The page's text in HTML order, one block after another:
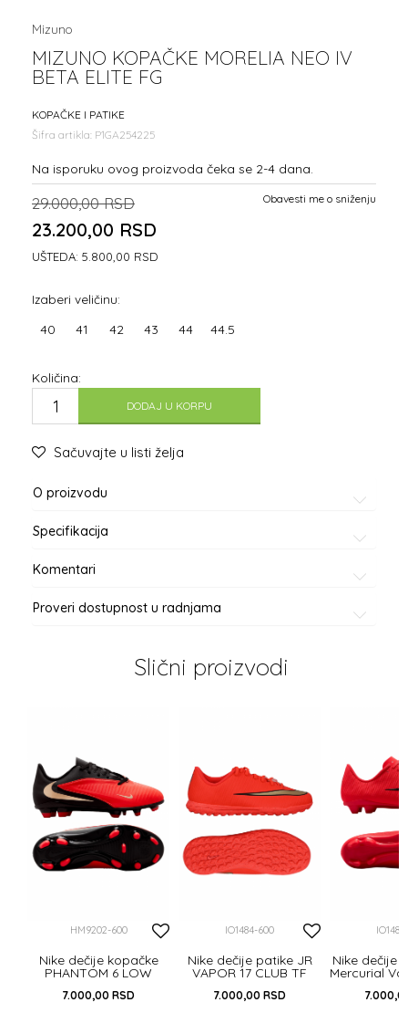
Mizuno
MIZUNO KOPAČKE MORELIA NEO IV
BETA ELITE FG
KOPAČKE I PATIKE
Šifra artikla: P1GA254225
Na isporuku ovog proizvoda čeka se 2-4 dana.
29.000,00 RSD
23.200,00 RSD
UŠTEDA: 5.800,00 RSD
Obavesti me o sniženju
Izaberi veličinu:
40 41 42 43 44 44.5
Količina:
DODAJ U KORPU
Sačuvajte u listi želja
O proizvodu
Specifikacija
Komentari
Proveri dostupnost u radnjama
Slični proizvodi
HM9202-600
Nike dečije kopačke
PHANTOM 6 LOW
7.000,00 RSD
IO1484-600
Nike dečije patike JR
VAPOR 17 CLUB TF
7.000,00 RSD
Nike dečije
Mercurial